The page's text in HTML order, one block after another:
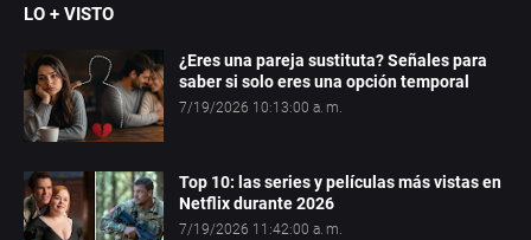
LO + VISTO
¿Eres una pareja sustituta? Señales para
saber si solo eres una opción temporal
7/19/2026 10:13:00 a. m.
Top 10: las series y películas más vistas en
Netflix durante 2026
7/19/2026 11:42:00 a. m.